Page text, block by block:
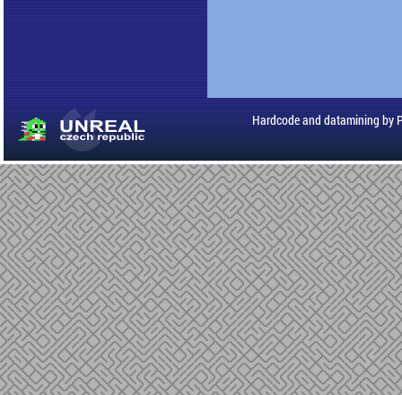
Hardcode and datamining by